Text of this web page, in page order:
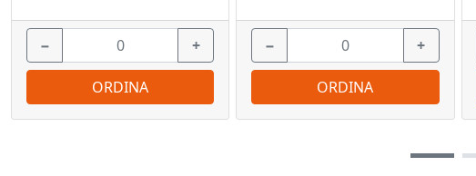
− +
ORDINA
− +
ORDINA